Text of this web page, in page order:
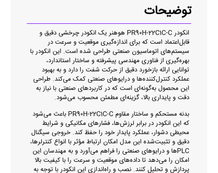
توضیحات
انکودر PR90H-22C1C-C هوهنر یک انکودر چرخشی دقیق و
قابل‌اعتماد است که برای اندازه‌گیری موقعیت و سرعت در
سیستم‌های اتوماسیون صنعتی طراحی شده است. این انکودر با
بهره‌گیری از فناوری مهندسی پیشرفته و ساختار استاندارد،
توانایی ارائه بازخورد دقیق از حرکت شفت را دارد و به بهبود
عملکرد کنترل‌کننده‌ها و درایوهای صنعتی کمک می‌کند. طراحی
این محصول به‌گونه‌ای است که در کاربردهای صنعتی با نیاز به
دقت و پایداری بالا، گزینه‌ای مطمئن محسوب می‌شود.
بدنه مستحکم و ساختار مقاوم PR90H-22C1C-C باعث می‌شود
که این انکودر در برابر لرزش‌ها، فشارهای مکانیکی و شرایط
محیطی دشوار، عملکرد پایدار خود را حفظ کند. خروجی سیگنال
دقیق و تثبیت‌شده این مدل امکان ارتباط مؤثر با انواع کنترلرها،
PLCها و درایوهای صنعتی را فراهم می‌آورد و به مهندسان این
امکان را می‌دهد تا داده‌های موقعیت و سرعت را با کیفیت بالا
پردازش و تحلیل کنند. نصب و راه‌اندازی این انکودر با توجه به